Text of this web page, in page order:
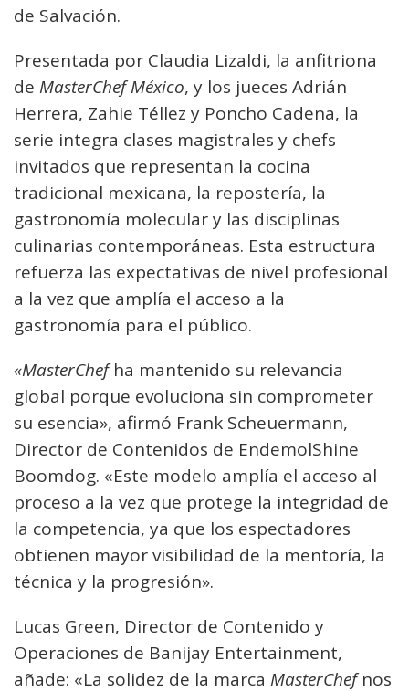
de Salvación.
Presentada por Claudia Lizaldi, la anfitriona
de MasterChef México, y los jueces Adrián
Herrera, Zahie Téllez y Poncho Cadena, la
serie integra clases magistrales y chefs
invitados que representan la cocina
tradicional mexicana, la repostería, la
gastronomía molecular y las disciplinas
culinarias contemporáneas. Esta estructura
refuerza las expectativas de nivel profesional
a la vez que amplía el acceso a la
gastronomía para el público.
«MasterChefha mantenido su relevancia
global porque evoluciona sin comprometer
su esencia», afirmó Frank Scheuermann,
Director de Contenidos de EndemolShine
Boomdog. «Este modelo amplía el acceso al
proceso a la vez que protege la integridad de
la competencia, ya que los espectadores
obtienen mayor visibilidad de la mentoría, la
técnica y la progresión».
Lucas Green, Director de Contenido y
Operaciones de Banijay Entertainment,
añade: «La solidez de la marca MasterChefnos